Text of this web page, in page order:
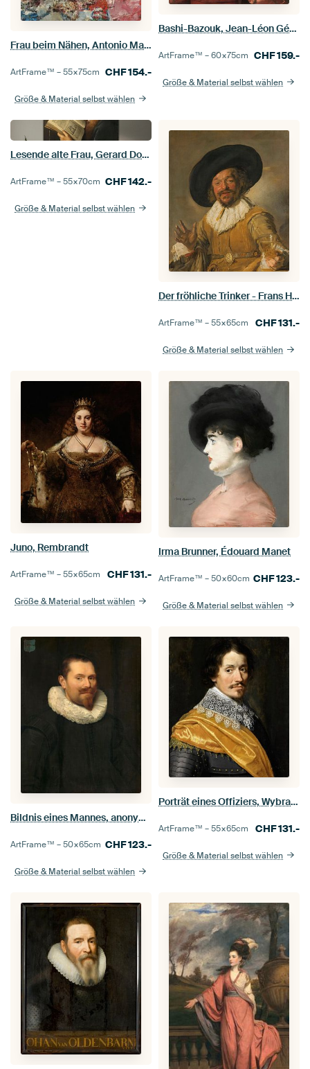
Frau beim Nähen, Antonio Mancini
ArtFrame™ –55×75cm CHF154.-
Größe & Material selbst wählen
Bashi-Bazouk, Jean-Léon Gérôme.
ArtFrame™ –60×75cm CHF159.-
Größe & Material selbst wählen
Lesende alte Frau, Gerard Dou, um 1631 - um 1632
ArtFrame™ –55×70cm CHF142.-
Größe & Material selbst wählen
Der fröhliche Trinker - Frans Hals
ArtFrame™ –55×65cm CHF131.-
Größe & Material selbst wählen
Juno, Rembrandt
ArtFrame™ –55×65cm CHF131.-
Größe & Material selbst wählen
Irma Brunner, Édouard Manet
ArtFrame™ –50×60cm CHF123.-
Größe & Material selbst wählen
Bildnis eines Mannes, anonym - 1633
ArtFrame™ –50×65cm CHF123.-
Größe & Material selbst wählen
Porträt eines Offiziers, Wybrand de Geest der Ältere
ArtFrame™ –55×65cm CHF131.-
Größe & Material selbst wählen